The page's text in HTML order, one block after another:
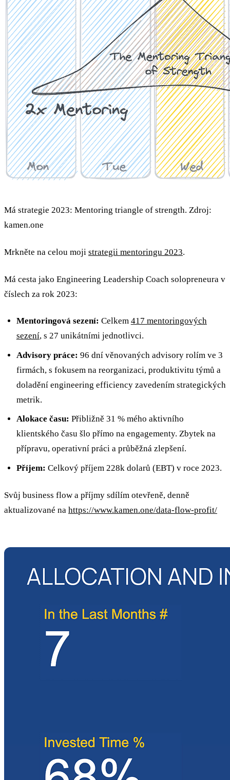
Má strategie 2023: Mentoring triangle of strength. Zdroj:
kamen.one
Mrkněte na celou moji strategii mentoringu 2023.
Má cesta jako Engineering Leadership Coach solopreneura v
číslech za rok 2023:
Mentoringová sezení: Celkem 417 mentoringových
sezení, s 27 unikátními jednotlivci.
Advisory práce: 96 dní věnovaných advisory rolím ve 3
firmách, s fokusem na reorganizaci, produktivitu týmů a
doladění engineering efficiency zavedením strategických
metrik.
Alokace času: Přibližně 31 % mého aktivního
klientského času šlo přímo na engagementy. Zbytek na
přípravu, operativní práci a průběžná zlepšení.
Příjem: Celkový příjem 228k dolarů (EBT) v roce 2023.
Svůj business flow a příjmy sdílím otevřeně, denně
aktualizované na https://www.kamen.one/data-flow-profit/